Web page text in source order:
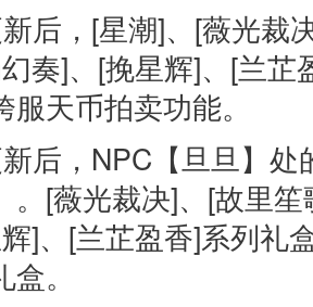
新后，[星潮]、[薇光裁
奏]、[挽星辉]、[兰
天币拍卖功能。
新后，NPC【旦旦】
。[薇光裁决]、[故里
]、[兰芷盈香]系列礼
。